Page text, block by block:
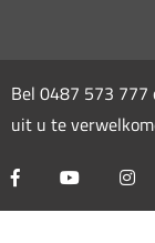
Bel 0487 573 777
uit u te